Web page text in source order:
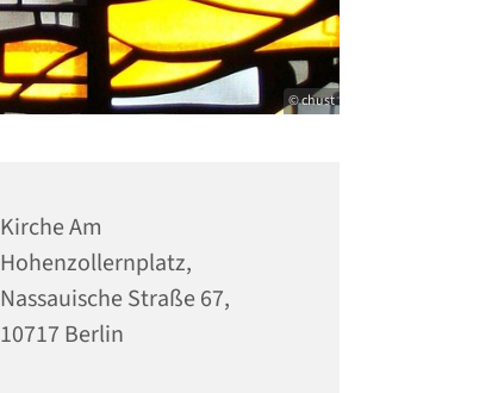
© chust
Kirche Am
Hohenzollernplatz,
Nassauische Straße 67,
10717 Berlin